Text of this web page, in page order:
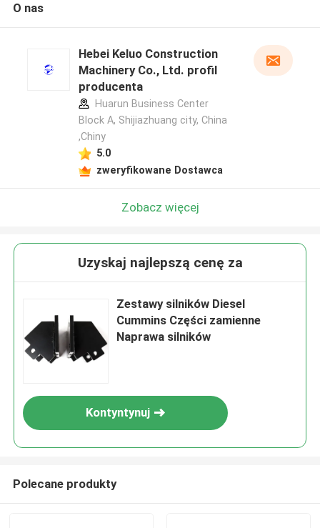
O nas
Hebei Keluo Construction
Machinery Co., Ltd. profil
producenta
Huarun Business Center
Block A, Shijiazhuang city, China
,Chiny
5.0
zweryfikowane Dostawca
Zobacz więcej
Uzyskaj najlepszą cenę za
Zestawy silników Diesel
Cummins Części zamienne
Naprawa silników
Kontyntynuj
Polecane produkty